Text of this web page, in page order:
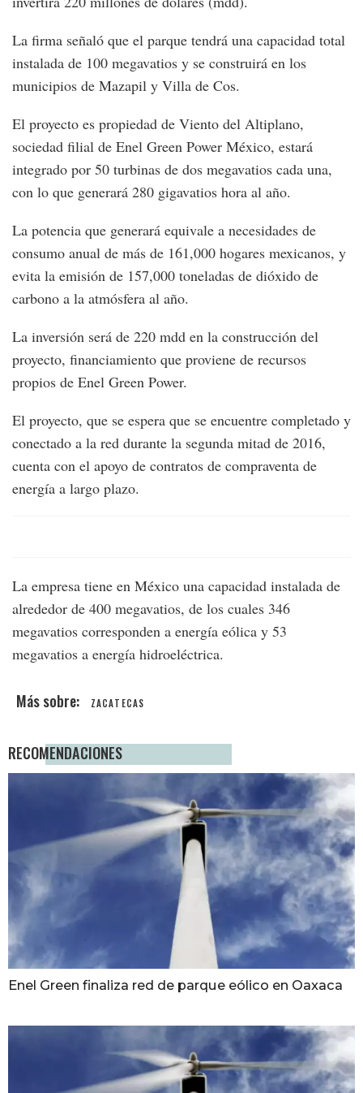
La firma señaló que el parque tendrá una capacidad total
instalada de 100 megavatios y se construirá en los
municipios de Mazapil y Villa de Cos.
El proyecto es propiedad de Viento del Altiplano,
sociedad filial de Enel Green Power México, estará
integrado por 50 turbinas de dos megavatios cada una,
con lo que generará 280 gigavatios hora al año.
La potencia que generará equivale a necesidades de
consumo anual de más de 161,000 hogares mexicanos, y
evita la emisión de 157,000 toneladas de dióxido de
carbono a la atmósfera al año.
La inversión será de 220 mdd en la construcción del
proyecto, financiamiento que proviene de recursos
propios de Enel Green Power.
El proyecto, que se espera que se encuentre completado y
conectado a la red durante la segunda mitad de 2016,
cuenta con el apoyo de contratos de compraventa de
energía a largo plazo.
La empresa tiene en México una capacidad instalada de
alrededor de 400 megavatios, de los cuales 346
megavatios corresponden a energía eólica y 53
megavatios a energía hidroeléctrica.
ZACATECAS
RECOMENDACIONES
Enel Green finaliza red de parque eólico en Oaxaca